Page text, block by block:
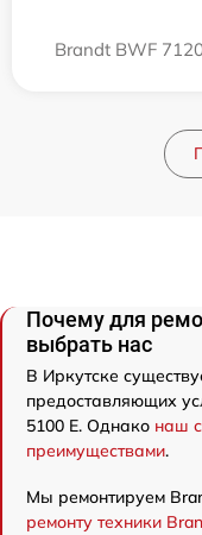
Brandt BWF
Почему для
выбрать нас
В Иркутске
предоставляющих
5100 E. Однако наш
преимуществами.
Мы ремонтируем
ремонту техники